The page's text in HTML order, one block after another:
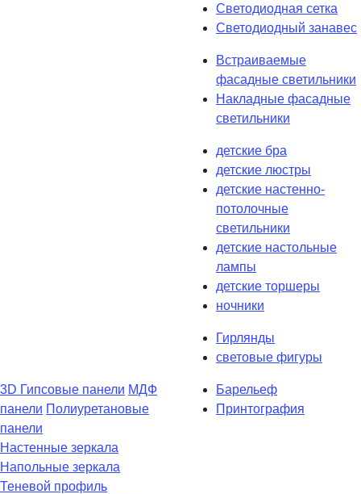
Светодиодная сетка
Светодиодный занавес
Встраиваемые
фасадные светильники
Накладные фасадные
светильники
детские бра
детские люстры
детские настенно-
потолочные
светильники
детские настольные
лампы
детские торшеры
ночники
Гирлянды
световые фигуры
3D Гипсовые панели МДФ
панели Полиуретановые
панели
Барельеф
Принтография
Настенные зеркала
Напольные зеркала
Теневой профиль